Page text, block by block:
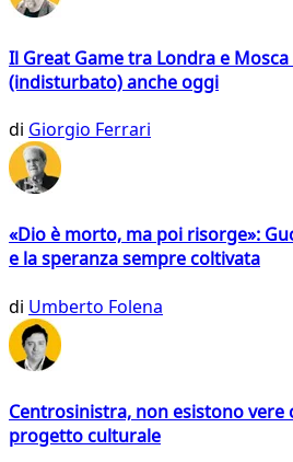
Il Great Game tra Londra e
(indisturbato) anche oggi
di Giorgio Ferrari
«Dio è morto, ma poi risorge»:
e la speranza sempre coltivata
di Umberto Folena
Centrosinistra, non esistono vere
progetto culturale